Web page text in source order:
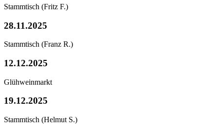
Stammtisch (Fritz F.)
28.11.2025
Stammtisch (Franz R.)
12.12.2025
Glühweinmarkt
19.12.2025
Stammtisch (Helmut S.)